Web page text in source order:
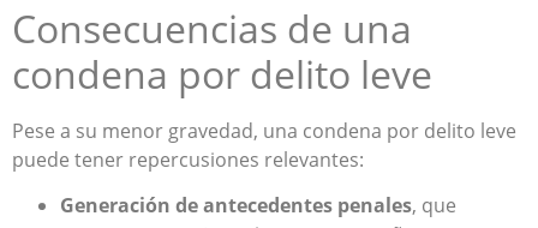
Consecuencias de una
condena por delito leve
Pese a su menor gravedad, una condena por delito leve
puede tener repercusiones relevantes:
Generación de antecedentes penales, que